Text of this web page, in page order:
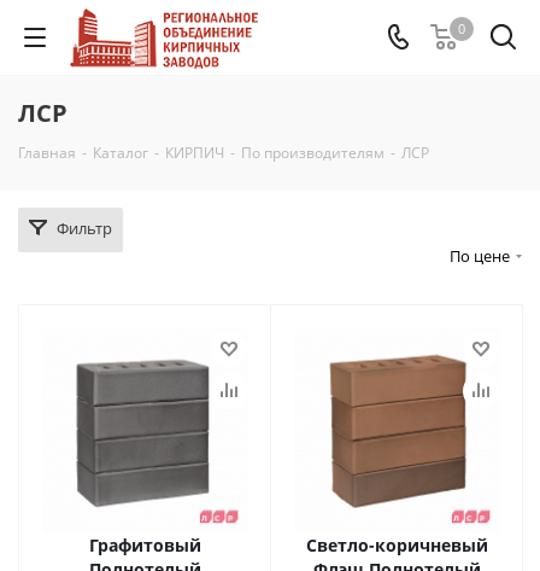
0
ЛСР
Главная - Каталог - КИРПИЧ - По производителям - ЛСР
Фильтр
По цене
Графитовый
Светло-коричневый